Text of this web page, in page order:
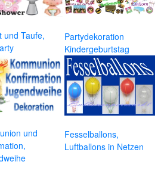
und Taufe,
Partydekoration
Kindergeburtstag
und
Fesselballons,
Luftballons in Netzen